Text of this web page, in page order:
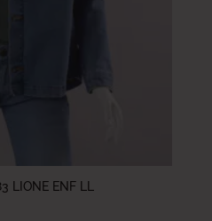
LIONE ENF LL